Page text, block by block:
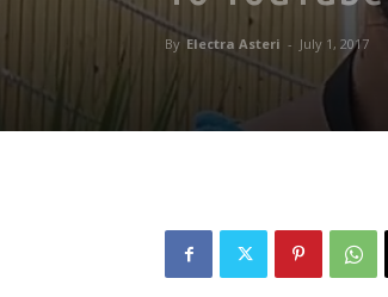
By Electra Asteri - July 1, 2017